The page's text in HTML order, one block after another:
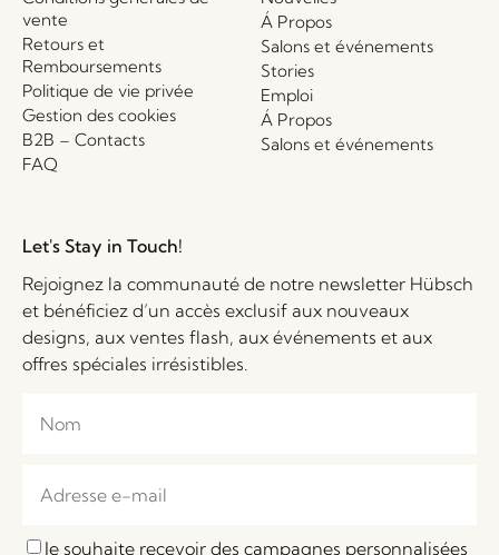
vente
Retours et
Remboursements
Politique de vie privée
Gestion des cookies
B2B – Contacts
FAQ
Á Propos
Salons et événements
Stories
Emploi
Á Propos
Salons et événements
Let's Stay in Touch!
Rejoignez la communauté de notre newsletter Hübsch
et bénéficiez d’un accès exclusif aux nouveaux
designs, aux ventes flash, aux événements et aux
offres spéciales irrésistibles.
Je souhaite recevoir des campagnes personnalisées